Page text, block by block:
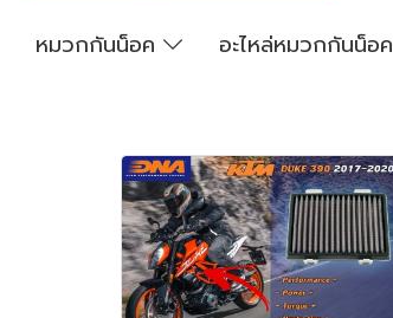
หมวกกันน็อค อะไหล่หมวกกันน็อค